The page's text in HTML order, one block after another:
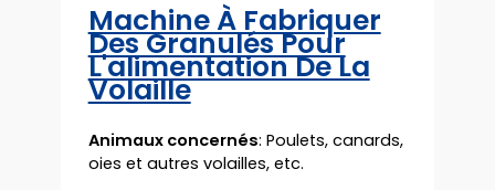
Machine À Fabriquer
Des Granulés Pour
L'alimentation De La
Volaille
Animaux concernés: Poulets, canards,
oies et autres volailles, etc.